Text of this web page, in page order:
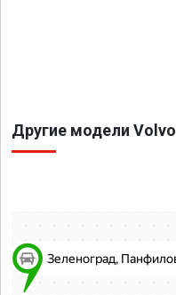
Другие модели Volvo